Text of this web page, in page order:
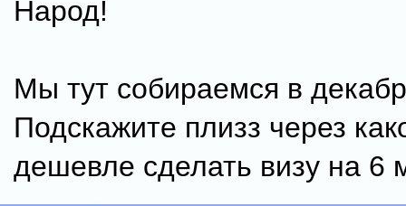
Народ!
Мы тут собираемся в
Подскажите плизз через
дешевле сделать визу на 6